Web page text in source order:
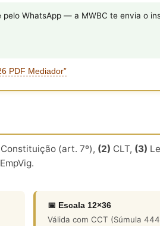
pelo WhatsApp — a MWBC te envia o
PDF Mediador”
Constituição (art. 7º), (2) CLT, (3)
📅 Escala 12×36
Válida com CCT (Súmula